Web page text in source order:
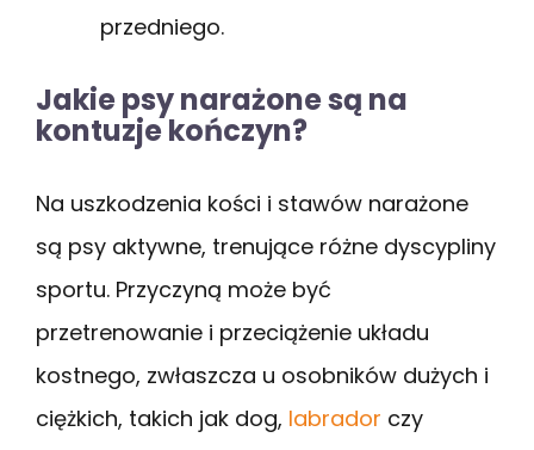
przedniego.
Jakie psy narażone są na
kontuzje kończyn?
Na uszkodzenia kości i stawów narażone
są psy aktywne, trenujące różne dyscypliny
sportu. Przyczyną może być
przetrenowanie i przeciążenie układu
kostnego, zwłaszcza u osobników dużych i
ciężkich, takich jak dog, labrador czy